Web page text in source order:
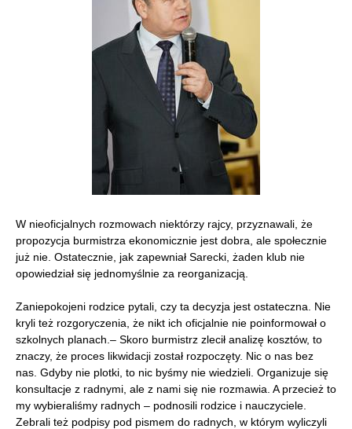
W nieoficjalnych rozmowach niektórzy rajcy, przyznawali, że
propozycja burmistrza ekonomicznie jest dobra, ale społecznie
już nie. Ostatecznie, jak zapewniał Sarecki, żaden klub nie
opowiedział się jednomyślnie za reorganizacją.
Zaniepokojeni rodzice pytali, czy ta decyzja jest ostateczna. Nie
kryli też rozgoryczenia, że nikt ich oficjalnie nie poinformował o
szkolnych planach.– Skoro burmistrz zlecił analizę kosztów, to
znaczy, że proces likwidacji został rozpoczęty. Nic o nas bez
nas. Gdyby nie plotki, to nic byśmy nie wiedzieli. Organizuje się
konsultacje z radnymi, ale z nami się nie rozmawia. A przecież to
my wybieraliśmy radnych – podnosili rodzice i nauczyciele.
Zebrali też podpisy pod pismem do radnych, w którym wyliczyli